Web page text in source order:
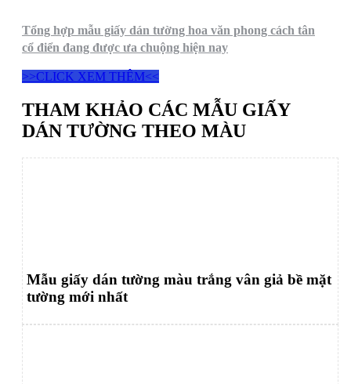
Tổng hợp mẫu giấy dán tường hoa văn phong cách tân
cổ điển đang được ưa chuộng hiện nay
>>CLICK XEM THÊM<<
THAM KHẢO CÁC MẪU GIẤY
DÁN TƯỜNG THEO MÀU
Mẫu giấy dán tường màu trắng vân giả bề mặt
tường mới nhất